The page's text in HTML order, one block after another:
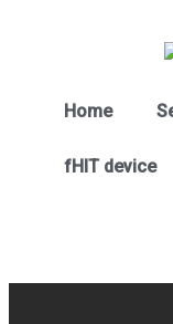
Home
fHIT device